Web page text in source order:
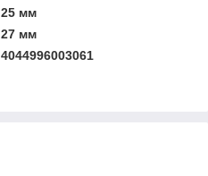
25 мм
27 мм
4044996003061